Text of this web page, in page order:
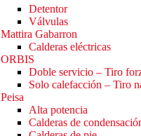
Detentor
Válvulas
Mattira Gabarron
Calderas eléctricas
ORBIS
Doble servicio – Tiro
Solo calefacción – Tiro
Peisa
Alta potencia
Calderas de